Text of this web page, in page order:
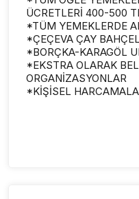
ÜCRETLERİ 400-500
*TÜM YEMEKLERDE
*ÇEÇEVA ÇAY
*BORÇKA-KARAGÖL
*EKSTRA OLARAK
ORGANİZASYONLAR
*KİŞİSEL